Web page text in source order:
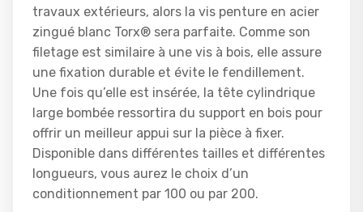
travaux extérieurs, alors la vis penture en acier
zingué blanc Torx® sera parfaite. Comme son
filetage est similaire à une vis à bois, elle assure
une fixation durable et évite le fendillement.
Une fois qu’elle est insérée, la tête cylindrique
large bombée ressortira du support en bois pour
offrir un meilleur appui sur la pièce à fixer.
Disponible dans différentes tailles et différentes
longueurs, vous aurez le choix d’un
conditionnement par 100 ou par 200.